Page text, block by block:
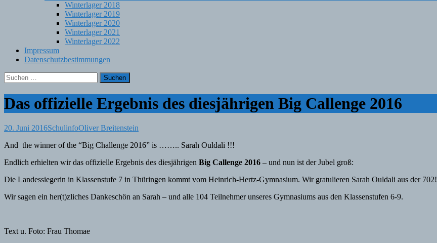
Winterlager 2018
Winterlager 2019
Winterlager 2020
Winterlager 2021
Winterlager 2022
Impressum
Datenschutzbestimmungen
Suchen
nach:
Das offizielle Ergebnis des diesjährigen Big Callenge 2016
20. Juni 2016SchulinfoOliver Breitenstein
And the winner of the “Big Challenge 2016” is …….. Sarah Ouldali !!!
Endlich erhielten wir das offizielle Ergebnis des diesjährigen Big Callenge 2016 – und nun ist der Jubel groß:
Die Landessiegerin in Klassenstufe 7 in Thüringen kommt vom Heinrich-Hertz-Gymnasium. Wir gratulieren Sarah Ouldali aus der 702!
Wir sagen ein her(t)zliches Dankeschön an Sarah – und alle 104 Teilnehmer unseres Gymnasiums aus den Klassenstufen 6-9.
Text u. Foto: Frau Thomae